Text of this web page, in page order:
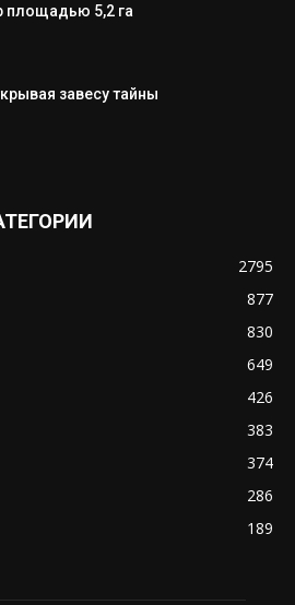
площадью 5,2 га
завесу тайны
2795
877
830
649
426
383
374
286
189